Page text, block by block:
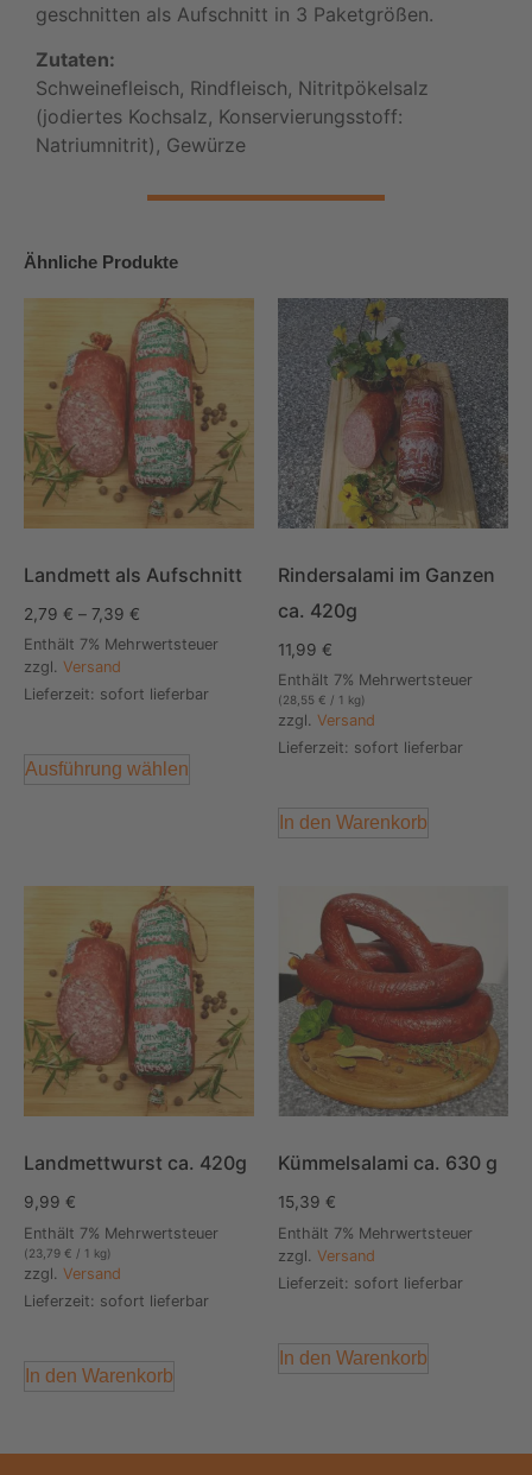
geschnitten als Aufschnitt in 3 Paketgrößen.
Zutaten:
Schweinefleisch, Rindfleisch, Nitritpökelsalz
(jodiertes Kochsalz, Konservierungsstoff:
Natriumnitrit), Gewürze
Ähnliche Produkte
Landmett als Aufschnitt
2,79 € – 7,39 €
Enthält 7% Mehrwertsteuer
zzgl. Versand
Lieferzeit: sofort lieferbar
Ausführung wählen
Rindersalami im Ganzen
ca. 420g
11,99 €
Enthält 7% Mehrwertsteuer
(28,55 € / 1 kg)
zzgl. Versand
Lieferzeit: sofort lieferbar
In den Warenkorb
Landmettwurst ca. 420g
9,99 €
Enthält 7% Mehrwertsteuer
(23,79 € / 1 kg)
zzgl. Versand
Lieferzeit: sofort lieferbar
In den Warenkorb
Kümmelsalami ca. 630 g
15,39 €
Enthält 7% Mehrwertsteuer
zzgl. Versand
Lieferzeit: sofort lieferbar
In den Warenkorb